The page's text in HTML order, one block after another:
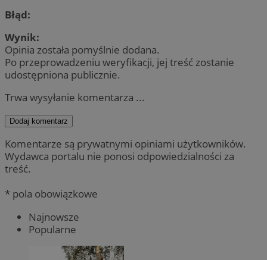
Błąd:
Wynik:
Opinia została pomyślnie dodana.
Po przeprowadzeniu weryfikacji, jej treść zostanie
udostępniona publicznie.
Trwa wysyłanie komentarza ...
Dodaj komentarz
Komentarze są prywatnymi opiniami użytkowników.
Wydawca portalu nie ponosi odpowiedzialności za
treść.
* pola obowiązkowe
Najnowsze
Popularne